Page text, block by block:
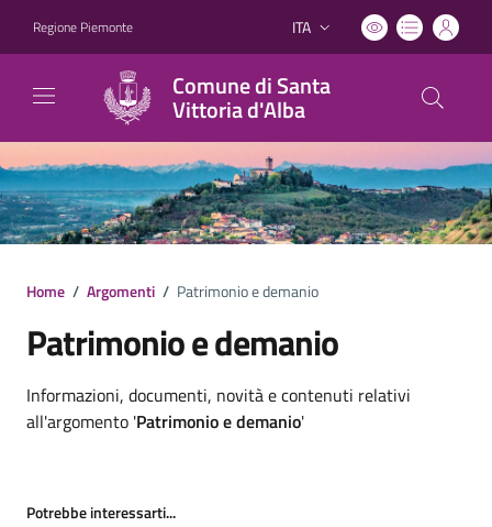
Regione Piemonte Lingua attiva:
ITA
Comune di Santa
Vittoria d'Alba
Home / Argomenti / Patrimonio e demanio
Patrimonio e demanio
Dettagli argomento
Informazioni, documenti, novità e contenuti relativi
all'argomento 'Patrimonio e demanio'
Potrebbe interessarti...